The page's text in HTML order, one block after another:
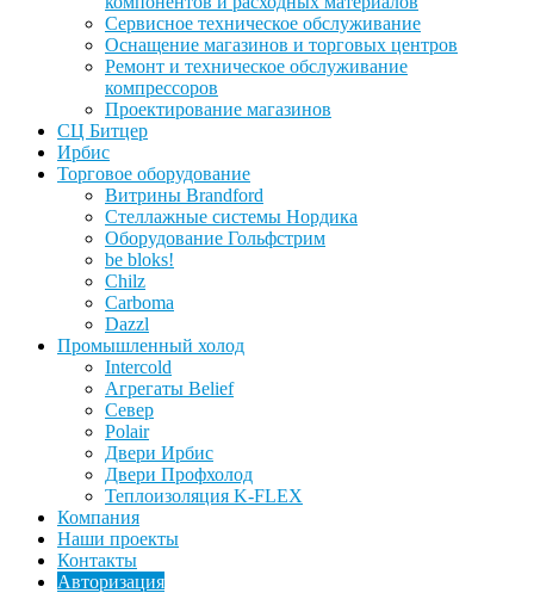
Сервисное техническое обслуживание
Оснащение магазинов и торговых центров
Ремонт и техническое обслуживание
компрессоров
Проектирование магазинов
СЦ Битцер
Ирбис
Торговое оборудование
Витрины Brandford
Стеллажные системы Нордика
Оборудование Гольфстрим
be bloks!
Chilz
Carboma
Dazzl
Промышленный холод
Intercold
Агрегаты Belief
Север
Polair
Двери Ирбис
Двери Профхолод
Теплоизоляция K-FLEX
Компания
Наши проекты
Контакты
Авторизация